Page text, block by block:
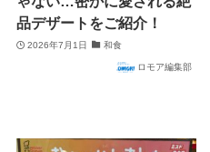
品デザートをご紹介！
2026年7月1日 和食
ロモア編集部